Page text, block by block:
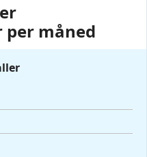
måned